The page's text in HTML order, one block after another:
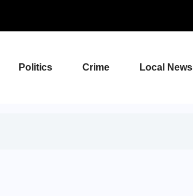
Politics Crime Local News